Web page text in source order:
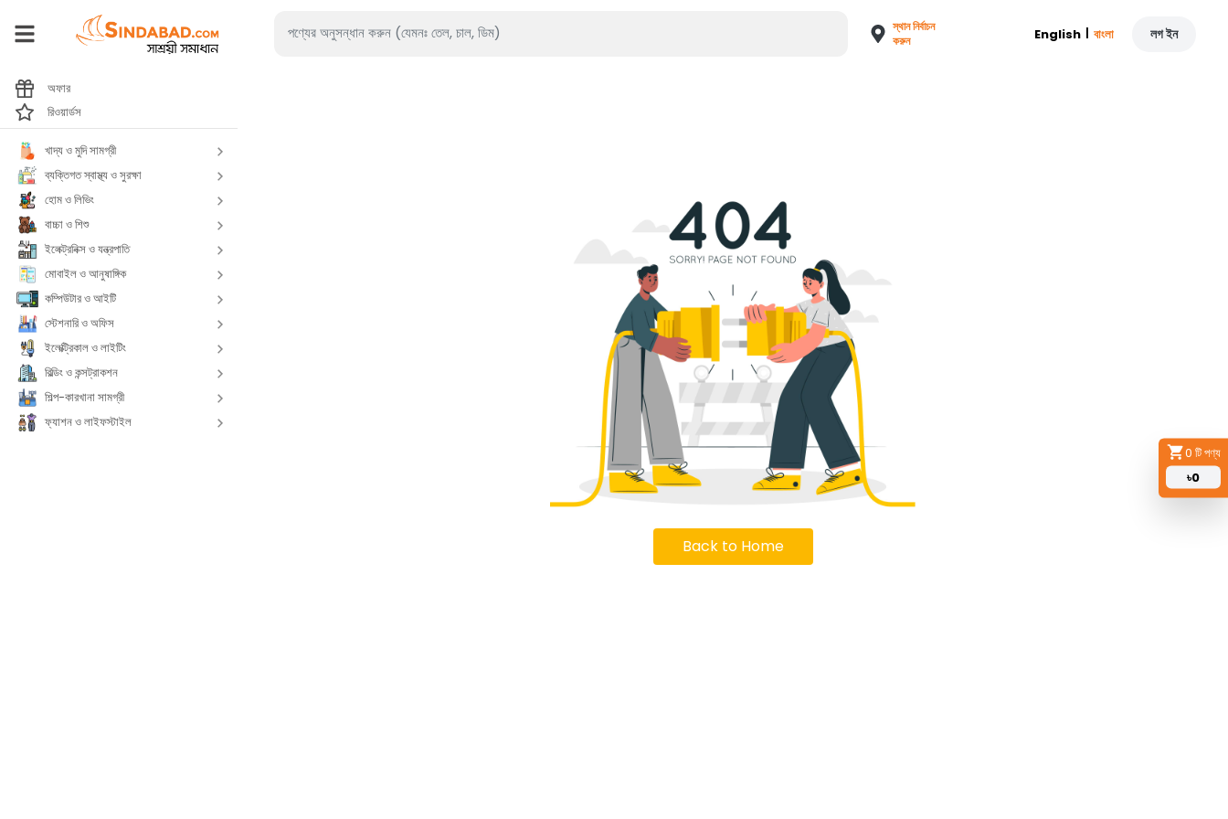
0 টি পণ্য
৳0
স্থান নির্বাচন
করুন
English | বাংলা লগ ইন
অফার
রিওয়ার্ডস
খাদ্য ও মুদি সামগ্রী
ব্যক্তিগত স্বাস্থ্য ও সুরক্ষা
হোম ও লিভিং
বাচ্চা ও শিশু
ইলেক্ট্রনিক্স ও যন্ত্রপাতি
মোবাইল ও আনুষাঙ্গিক
কম্পিউটার ও আইটি
স্টেশনারি ও অফিস
ইলেক্ট্রিকাল ও লাইটিং
বিল্ডিং ও কন্সট্রাকশন
শিল্প-কারখানা সামগ্রী
ফ্যাশন ও লাইফস্টাইল
Back to Home